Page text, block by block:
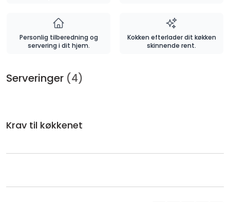
Personlig tilberedning og
servering i dit hjem.
Kokken efterlader dit køkken
skinnende rent.
Serveringer (4)
Krav til køkkenet